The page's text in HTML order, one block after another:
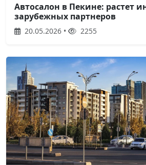
Автосалон в Пекине: растет
зарубежных партнеров
20.05.2026 • 2255